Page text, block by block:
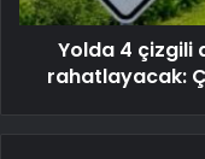
Yolda 4 çizgili
rahatlayacak: